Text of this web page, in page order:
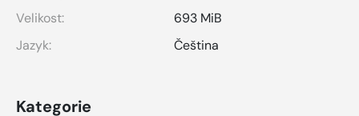
Velikost:
693 MiB
Jazyk:
Čeština
Kategorie